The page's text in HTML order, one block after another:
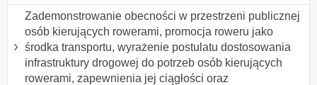
Zademonstrowanie obecności w przestrzeni publicznej
osób kierujących rowerami, promocja roweru jako
środka transportu, wyrażenie postulatu dostosowania
infrastruktury drogowej do potrzeb osób kierujących
rowerami, zapewnienia jej ciągłości oraz